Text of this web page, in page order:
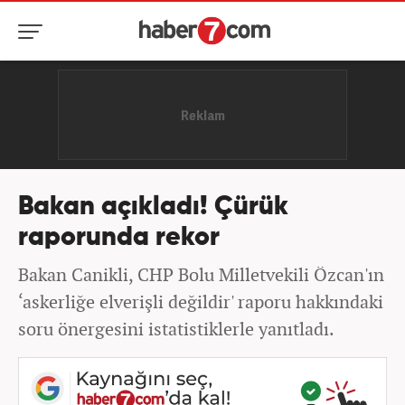
Bakan açıkladı! Çürük
raporunda rekor
Bakan Canikli, CHP Bolu Milletvekili Özcan'ın
‘askerliğe elverişli değildir' raporu hakkındaki
soru önergesini istatistiklerle yanıtladı.